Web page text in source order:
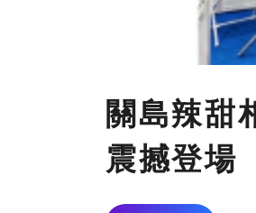
關島辣甜
震撼登場